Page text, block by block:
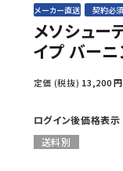
メーカー直送 契約必須
メソシュー
イプ バー
定価 (税抜) 13,200
ログイン後価格表示
送料別